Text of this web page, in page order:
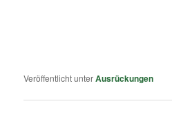
Veröffentlicht unterAusrückungen